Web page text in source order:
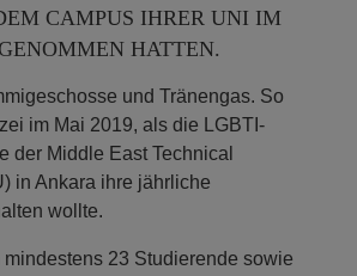
CAMPUS IHRER UNI IM
HATTEN.
und Tränengas. So
im Mai 2019, als die LGBTI-
der Middle East Technical
in Ankara ihre jährliche
wollte.
23 Studierende sowie